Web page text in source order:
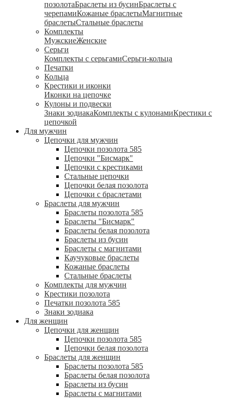
позолотаБраслеты из бусинБраслеты с
черепамиКожаные браслетыМагнитные
браслетыСтальные браслеты
Комплекты
МужскиеЖенские
Серьги
Комплекты с серьгамиСерьги-кольца
Печатки
Кольца
Крестики и иконки
Иконки на цепочке
Кулоны и подвески
Знаки зодиакаКомплекты с кулонамиКрестики с
цепочкой
Для мужчин
Цепочки для мужчин
Цепочки позолота 585
Цепочки "Бисмарк"
Цепочки с крестиками
Стальные цепочки
Цепочки белая позолота
Цепочки с браслетами
Браслеты для мужчин
Браслеты позолота 585
Браслеты "Бисмарк"
Браслеты белая позолота
Браслеты из бусин
Браслеты с магнитами
Каучуковые браслеты
Кожаные браслеты
Стальные браслеты
Комплекты для мужчин
Крестики позолота
Печатки позолота 585
Знаки зодиака
Для женщин
Цепочки для женщин
Цепочки позолота 585
Цепочки белая позолота
Браслеты для женщин
Браслеты позолота 585
Браслеты белая позолота
Браслеты из бусин
Браслеты с магнитами